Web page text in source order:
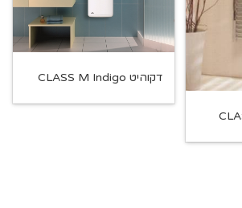
דקוהיט CLASS M Indigo